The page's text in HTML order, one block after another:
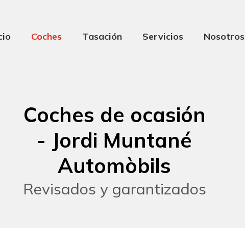
Coches Tasación Servicios Nosotros
Coches de ocasión
- Jordi Muntané
Automòbils
Revisados y garantizados